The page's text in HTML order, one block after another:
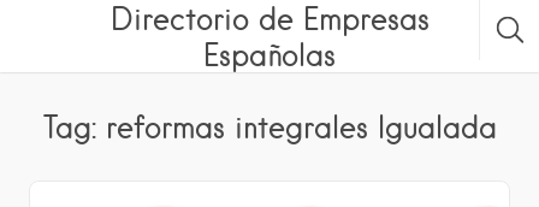
Directorio de Empresas
Españolas
Tag: reformas integrales Igualada